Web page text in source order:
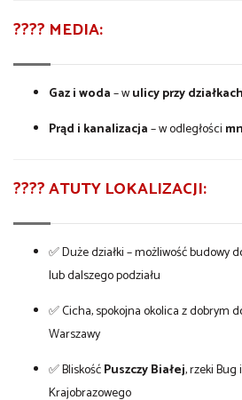
???? MEDIA:
Gaz i woda– wulicy przy działkach
Prąd i kanalizacja– w odległości
???? ATUTY LOKALIZACJI:
✅ Duże działki – możliwość budowy
lub dalszego podziału
✅ Cicha, spokojna okolica z dobrym
Warszawy
✅ BliskośćPuszczy Białej, rzeki
Krajobrazowego